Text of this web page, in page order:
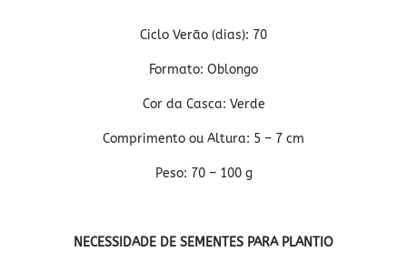
Ciclo Verão (dias): 70
Formato: Oblongo
Cor da Casca: Verde
Comprimento ou Altura: 5 – 7 cm
Peso: 70 – 100 g
NECESSIDADE DE SEMENTES PARA PLANTIO